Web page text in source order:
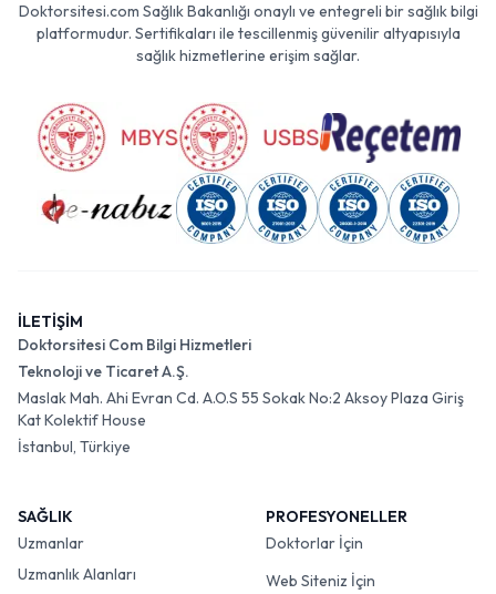
Doktorsitesi.com Sağlık Bakanlığı onaylı ve entegreli bir sağlık bilgi
platformudur. Sertifikaları ile tescillenmiş güvenilir altyapısıyla
sağlık hizmetlerine erişim sağlar.
İLETİŞİM
Doktorsitesi Com Bilgi Hizmetleri
Teknoloji ve Ticaret A.Ş.
Maslak Mah. Ahi Evran Cd. A.O.S 55 Sokak No:2 Aksoy Plaza Giriş
Kat Kolektif House
İstanbul, Türkiye
SAĞLIK
Uzmanlar
Uzmanlık Alanları
PROFESYONELLER
Doktorlar İçin
Web Siteniz İçin